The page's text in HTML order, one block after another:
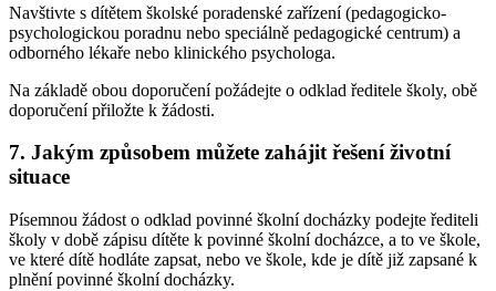
Navštivte s dítětem školské poradenské zařízení (pedagogicko-
psychologickou poradnu nebo speciálně pedagogické centrum) a
odborného lékaře nebo klinického psychologa.
Na základě obou doporučení požádejte o odklad ředitele školy, obě
doporučení přiložte k žádosti.
7. Jakým způsobem můžete zahájit řešení životní
situace
Písemnou žádost o odklad povinné školní docházky podejte řediteli
školy v době zápisu dítěte k povinné školní docházce, a to ve škole,
ve které dítě hodláte zapsat, nebo ve škole, kde je dítě již zapsané k
plnění povinné školní docházky.